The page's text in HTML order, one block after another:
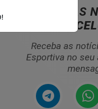
NOSSAS
NO
Receba as
Esportiva no